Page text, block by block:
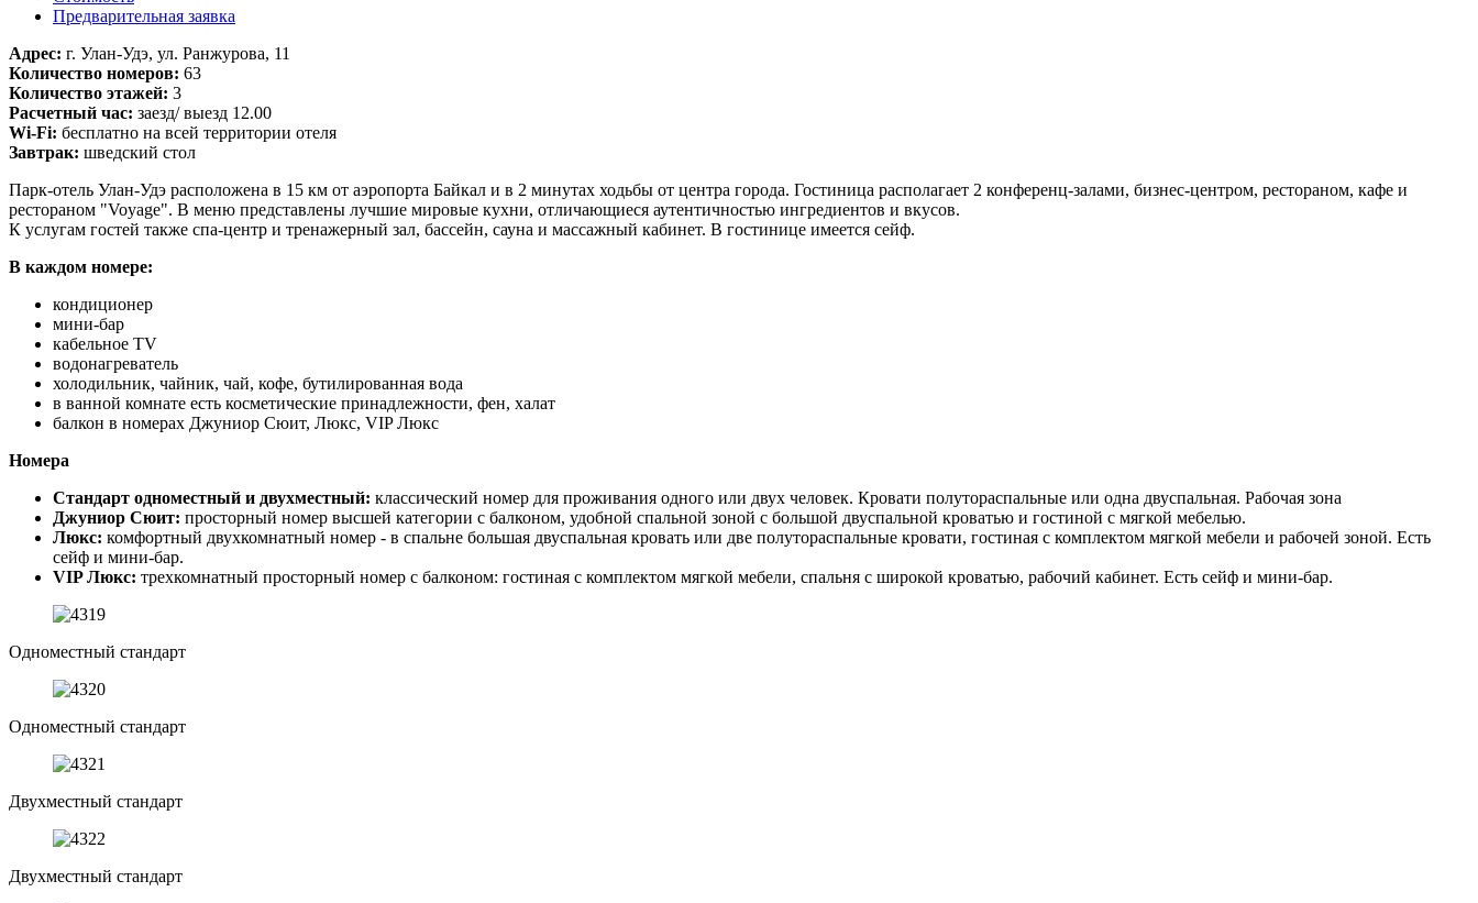
Предварительная заявка
Адрес: г. Улан-Удэ, ул. Ранжурова, 11
Количество номеров: 63
Количество этажей: 3
Расчетный час: заезд/ выезд 12.00
Wi-Fi: бесплатно на всей территории отеля
Завтрак: шведский стол
Парк-отель Улан-Удэ расположена в 15 км от аэропорта Байкал и в 2 минутах ходьбы от центра города. Гостиница располагает 2 конференц-залами, бизнес-центром, рестораном, кафе и
рестораном "Voyage". В меню представлены лучшие мировые кухни, отличающиеся аутентичностью ингредиентов и вкусов.
К услугам гостей также спа-центр и тренажерный зал, бассейн, сауна и массажный кабинет. В гостинице имеется сейф.
В каждом номере:
кондиционер
мини-бар
кабельное TV
водонагреватель
холодильник, чайник, чай, кофе, бутилированная вода
в ванной комнате есть косметические принадлежности, фен, халат
балкон в номерах Джуниор Сюит, Люкс, VIP Люкс
Номера
Стандарт одноместный и двухместный: классический номер для проживания одного или двух человек. Кровати полутораспальные или одна двуспальная. Рабочая зона
Джуниор Сюит: просторный номер высшей категории с балконом, удобной спальной зоной с большой двуспальной кроватью и гостиной с мягкой мебелью.
Люкс: комфортный двухкомнатный номер - в спальне большая двуспальная кровать или две полутораспальные кровати, гостиная с комплектом мягкой мебели и рабочей зоной. Есть
сейф и мини-бар.
VIP Люкс: трехкомнатный просторный номер с балконом: гостиная с комплектом мягкой мебели, спальня с широкой кроватью, рабочий кабинет. Есть сейф и мини-бар.
Одноместный стандарт
Одноместный стандарт
Двухместный стандарт
Двухместный стандарт